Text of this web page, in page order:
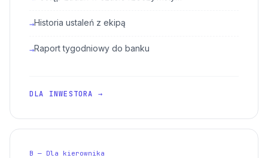
→Historia ustaleń z ekipą
→Raport tygodniowy do banku
DLA INWESTORA →
B — Dla kierownika